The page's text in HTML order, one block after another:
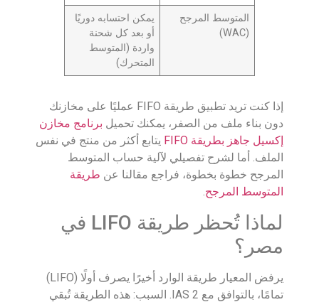
المتوسط المرجح
(WAC)
يمكن احتسابه دوريًا
أو بعد كل شحنة
واردة (المتوسط
المتحرك)
إذا كنت تريد تطبيق طريقة FIFO عمليًا على مخازنك
دون بناء ملف من الصفر، يمكنك تحميل برنامج مخازن
إكسيل جاهز بطريقة FIFO
يتابع أكثر من منتج في نفس
الملف. أما لشرح تفصيلي لآلية حساب المتوسط
المرجح خطوة بخطوة، فراجع مقالنا عن طريقة
المتوسط المرجح.
لماذا تُحظر طريقة LIFO في
مصر؟
يرفض المعيار طريقة الوارد أخيرًا يصرف أولًا (LIFO)
تمامًا، بالتوافق مع IAS 2. السبب: هذه الطريقة تُبقي